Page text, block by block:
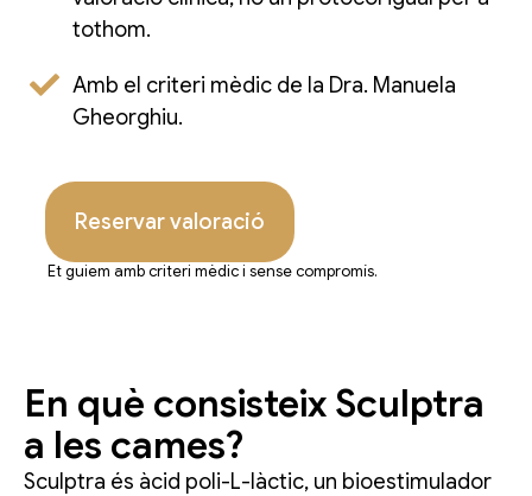
tothom.
Amb el criteri mèdic de la Dra. Manuela
Gheorghiu.
Reservar valoració
Et guiem amb criteri mèdic i sense compromís.
En què consisteix Sculptra
a les cames?
Sculptra és àcid poli-L-làctic, un bioestimulador